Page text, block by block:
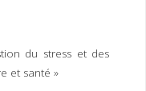
du stress et des
et santé »